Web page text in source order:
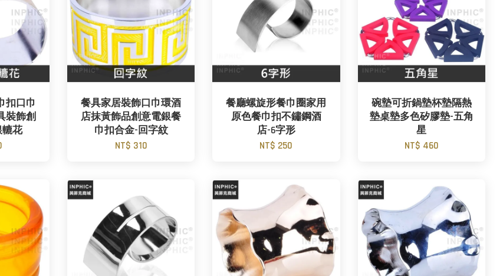
扣口巾
裝飾創
轆花
餐具家居裝飾口巾環酒
店抹黃飾品創意電銀餐
巾扣合金-回字紋
NT$ 310
餐廳螺旋形餐巾圈家用
原色餐巾扣不鏽鋼酒
店-6字形
NT$ 250
碗墊可折鍋墊杯墊隔熱
墊桌墊多色矽膠墊-五角
星
NT$ 460